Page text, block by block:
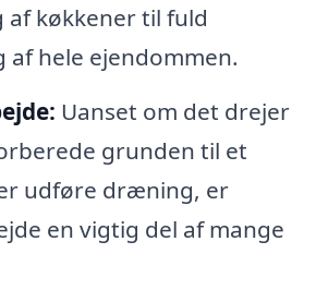
køkkener til fuld
af hele ejendommen.
Uanset om det drejer
grunden til et
udføre dræning, er
en vigtig del af mange